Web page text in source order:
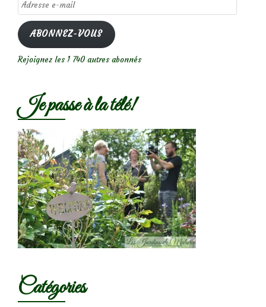
e-
mail
ABONNEZ-VOUS
Rejoignez les 1 740 autres abonnés
Je passe à la télé!
Catégories